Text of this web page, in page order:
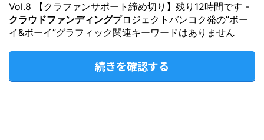
Vol.8 【クラファンサポート締め切り】残り12時間です -
クラウドファンディングプロジェクトバンコク発の”ボー
イ&ボーイ”グラフィック関連キーワードはありません
続きを確認する